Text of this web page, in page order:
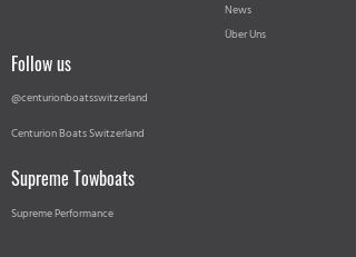
News
Über Uns
Follow us
@centurionboatsswitzerland
Centurion Boats Switzerland
Supreme Towboats
Supreme Performance